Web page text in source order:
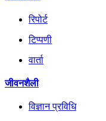
रिपोर्ट
टिप्पणी
वार्ता
जीवनशैली
विज्ञान प्रविधि